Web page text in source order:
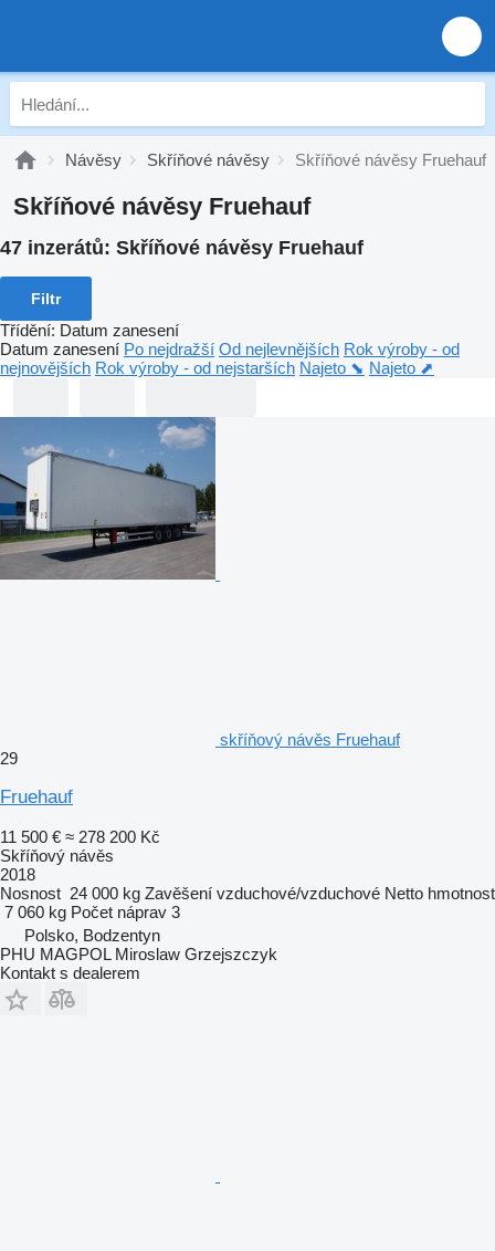
Návěsy Skříňové návěsy Skříňové návěsy Fruehauf
Skříňové návěsy Fruehauf
47 inzerátů: Skříňové návěsy Fruehauf
Filtr
Třídění: Datum zanesení
Datum zanesení Po nejdražší Od nejlevnějších Rok výroby - od
nejnovějších Rok výroby - od nejstarších Najeto ⬊ Najeto ⬈
skříňový návěs Fruehauf
29
Fruehauf
11 500 € ≈ 278 200 Kč
Skříňový návěs
2018
Nosnost 24 000 kg Zavěšení vzduchové/vzduchové Netto hmotnost
7 060 kg Počet náprav 3
Polsko, Bodzentyn
PHU MAGPOL Miroslaw Grzejszczyk
Kontakt s dealerem